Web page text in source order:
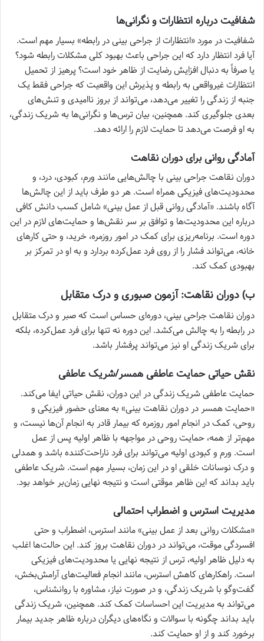
شفافیت درباره انتظارات و نگرانی‌ها
شفافیت در مورد «انتظارات از جراحی بینی در رابطه» بسیار مهم است.
آیا فرد انتظار دارد که این جراحی باعث بهبود کلی مشکلات رابطه شود؟
یا صرفاً به دنبال افزایش رضایت از ظاهر خود است؟ پرهیز از تحمیل
انتظارات غیرواقعی به رابطه و پذیرش این واقعیت که جراحی فقط یک
جنبه از زندگی را تغییر می‌دهد، می‌تواند از بروز ناامیدی و تنش‌های
بعدی جلوگیری کند. همچنین، بیان ترس‌ها و نگرانی‌ها به شریک زندگی،
به او فرصت می‌دهد تا حمایت لازم را ارائه دهد.
آمادگی روانی برای دوران نقاهت
دوران نقاهت جراحی بینی با چالش‌هایی مانند ورم، کبودی، درد، و
محدودیت‌های فیزیکی همراه است. هر دو طرف باید از این چالش‌ها
آگاه باشند. «آمادگی روانی قبل از عمل بینی» شامل کسب دانش کافی
درباره این محدودیت‌ها و توافق بر سر نقش‌ها و حمایت‌های لازم در این
دوره است. برنامه‌ریزی برای کمک در امور روزمره، خرید، و حتی کارهای
خانه، می‌تواند فشار را از روی فرد عمل‌کرده بردارد و به او در تمرکز بر
بهبودی کمک کند.
ب) دوران نقاهت: آزمون صبوری و درک متقابل
دوران نقاهت جراحی بینی، دوره‌ای حساس است که صبر و درک متقابل
در رابطه را به چالش می‌کشد. این دوره نه تنها برای فرد عمل‌کرده، بلکه
برای شریک زندگی او نیز می‌تواند پرفشار باشد.
نقش حیاتی حمایت عاطفی همسر/شریک عاطفی
حمایت عاطفی شریک زندگی در این دوران، نقش حیاتی ایفا می‌کند.
«حمایت همسر در دوران نقاهت بینی» به معنای حضور فیزیکی و
روحی، کمک در انجام امور روزمره که بیمار قادر به انجام آن‌ها نیست، و
مهم‌تر از همه، حمایت روحی در مواجهه با ظاهر اولیه پس از عمل
است. ورم و کبودی اولیه می‌تواند برای فرد ناراحت‌کننده باشد و همدلی
و درک نوسانات خلقی او در این زمان، بسیار مهم است. شریک عاطفی
باید بداند که این ظاهر موقتی است و نتیجه نهایی زمان‌بر خواهد بود.
مدیریت استرس و اضطراب احتمالی
«مشکلات روانی بعد از عمل بینی» مانند استرس، اضطراب و حتی
افسردگی موقت، می‌تواند در دوران نقاهت بروز کند. این حالت‌ها اغلب
به دلیل ظاهر اولیه، ترس از نتیجه نهایی یا محدودیت‌های فیزیکی
است. راهکارهای کاهش استرس، مانند انجام فعالیت‌های آرامش‌بخش،
گفت‌وگو با شریک زندگی، و در صورت نیاز، مشاوره با روانشناس،
می‌تواند به مدیریت این احساسات کمک کند. همچنین، شریک زندگی
باید بداند چگونه با سوالات و نگاه‌های دیگران درباره ظاهر جدید بیمار
برخورد کند و از او حمایت کند.